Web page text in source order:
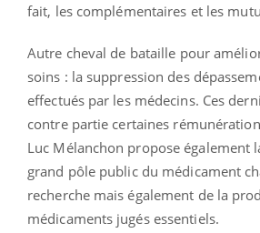
fait, les complémentaires et les
Autre cheval de bataille pour
soins : la suppression des
effectués par les médecins. Ces
contre partie certaines
Luc Mélanchon propose également
grand pôle public du médicament
recherche mais également de la
médicaments jugés essentiels.